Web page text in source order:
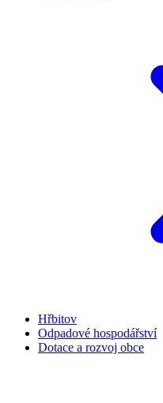
Hřbitov
Odpadové hospodářství
Dotace a rozvoj obce